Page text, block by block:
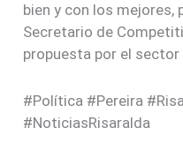
bien y con los mejores,
Secretario de
propuesta por el
#Política #Pereira
#NoticiasRisaralda